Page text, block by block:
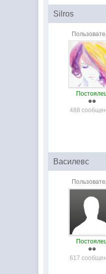
Silros
488
Василевс
617